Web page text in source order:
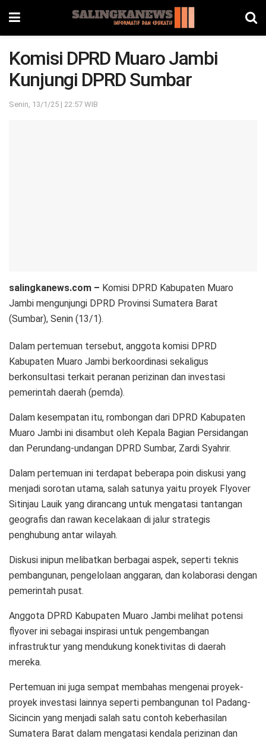
Komisi DPRD Muaro Jambi
Kunjungi DPRD Sumbar
Senin, 13/1/25 | 22:57 WIB
salingkanews.com – Komisi DPRD Kabupaten Muaro
Jambi mengunjungi DPRD Provinsi Sumatera Barat
(Sumbar), Senin (13/1).
Dalam pertemuan tersebut, anggota komisi DPRD
Kabupaten Muaro Jambi berkoordinasi sekaligus
berkonsultasi terkait peranan perizinan dan investasi
pemerintah daerah (pemda).
Dalam kesempatan itu, rombongan dari DPRD Kabupaten
Muaro Jambi ini disambut oleh Kepala Bagian Persidangan
dan Perundang-undangan DPRD Sumbar, Zardi Syahrir.
Dalam pertemuan ini terdapat beberapa poin diskusi yang
menjadi sorotan utama, salah satunya yaitu proyek Flyover
Sitinjau Lauik yang dirancang untuk mengatasi tantangan
geografis dan rawan kecelakaan di jalur strategis
penghubung antar wilayah.
Diskusi inipun melibatkan berbagai aspek, seperti teknis
pembangunan, pengelolaan anggaran, dan kolaborasi dengan
pemerintah pusat.
Anggota DPRD Kabupaten Muaro Jambi melihat potensi
flyover ini sebagai inspirasi untuk pengembangan
infrastruktur yang mendukung konektivitas di daerah
mereka.
Pertemuan ini juga sempat membahas mengenai proyek-
proyek investasi lainnya seperti pembangunan tol Padang-
Sicincin yang menjadi salah satu contoh keberhasilan
Sumatera Barat dalam mengatasi kendala perizinan dan